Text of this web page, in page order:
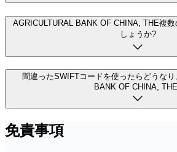
AGRICULTURAL BANK OF CHINA, THE複
しょうか?
間違ったSWIFTコードを使ったらどうな
BANK OF CHINA,
免責事項